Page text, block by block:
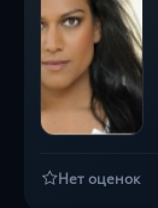
Нет оценок